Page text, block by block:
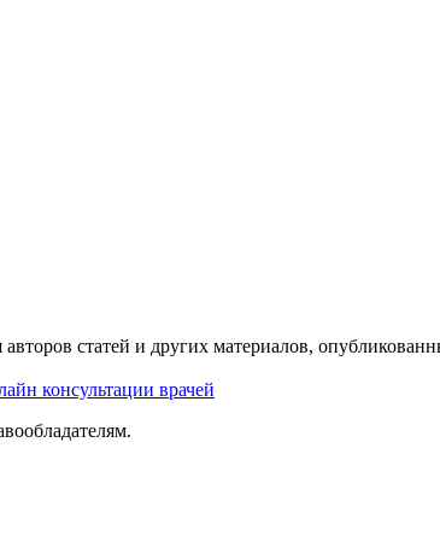
статей и других материалов,
консультации врачей